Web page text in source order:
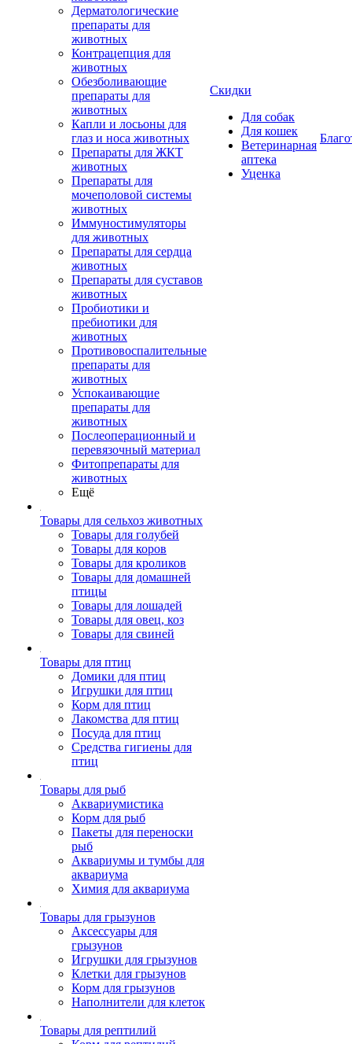
Дерматологические
препараты для
животных
Контрацепция для
животных
Обезболивающие
препараты для
животных
Капли и лосьоны для
глаз и носа животных
Препараты для ЖКТ
животных
Препараты для
мочеполовой системы
животных
Иммуностимуляторы
для животных
Препараты для сердца
животных
Препараты для суставов
животных
Пробиотики и
пребиотики для
животных
Противовоспалительные
препараты для
животных
Успокаивающие
препараты для
животных
Послеоперационный и
перевязочный материал
Фитопрепараты для
животных
Ещё
Товары для сельхоз животных
Товары для голубей
Товары для коров
Товары для кроликов
Товары для домашней
птицы
Товары для лошадей
Товары для овец, коз
Товары для свиней
Товары для птиц
Домики для птиц
Игрушки для птиц
Корм для птиц
Лакомства для птиц
Посуда для птиц
Средства гигиены для
птиц
Товары для рыб
Аквариумистика
Корм для рыб
Пакеты для переноски
рыб
Аквариумы и тумбы для
аквариума
Химия для аквариума
Товары для грызунов
Аксессуары для
грызунов
Игрушки для грызунов
Клетки для грызунов
Корм для грызунов
Наполнители для клеток
Товары для рептилий
Скидки
Для собак
Для кошек
Ветеринарная
аптека
Уценка